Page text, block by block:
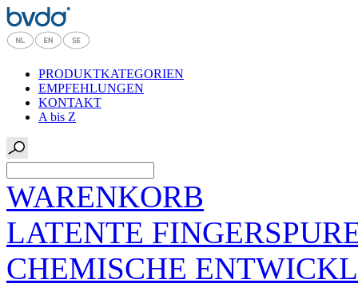
PRODUKTKATEGORIEN
EMPFEHLUNGEN
KONTAKT
A bis Z
WARENKORB
LATENTE
CHEMISCHE